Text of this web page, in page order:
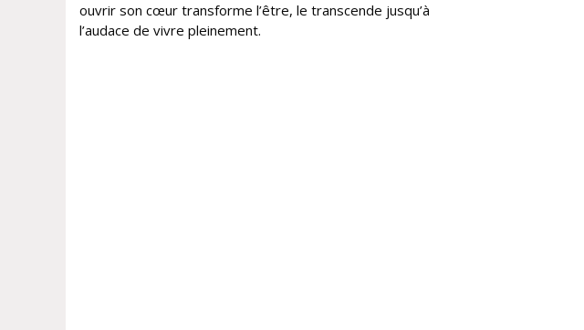
ouvrir son cœur transforme l’être, le transcende jusqu’à
l’audace de vivre pleinement.